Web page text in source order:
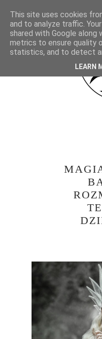
This site uses cookies
and to analyze traffic.
shared with Google
metrics to ensure quality
statistics, and to detect
LEARN